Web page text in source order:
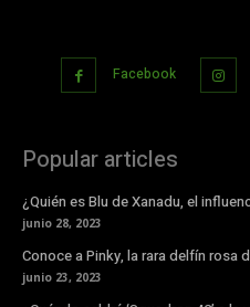
Facebook
Popular articles
¿Quién es Blu de Xanadu, el
junio 28, 2023
Conoce a Pinky, la rara delfín rosa
junio 23, 2023